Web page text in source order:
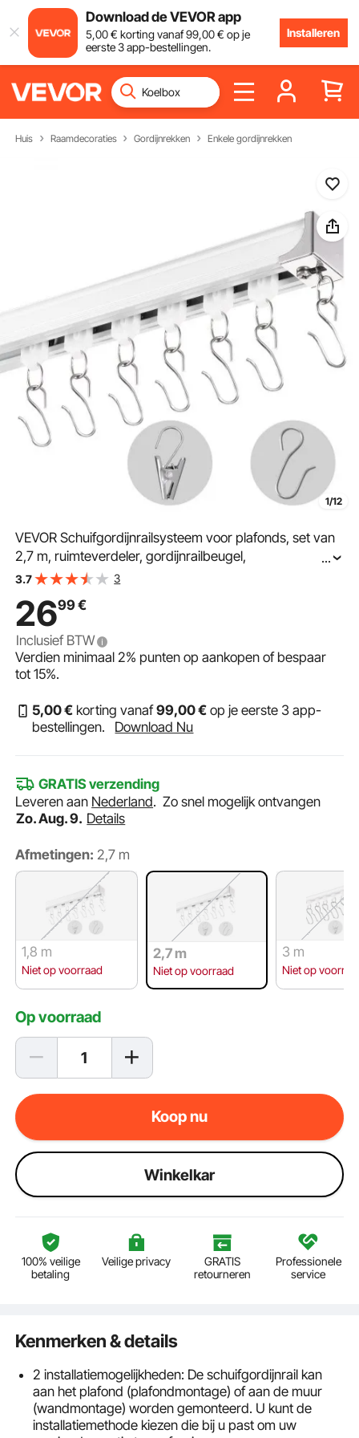
Download de VEVOR app
5,00€ korting vanaf99,00€ op je
eerste 3 app-bestellingen.
Installeren
Huis Raamdecoraties Gordijnrekken Enkele gordijnrekken
1/12
VEVOR Schuifgordijnrailsysteem voor plafonds, set van
2,7 m, ruimteverdeler, gordijnrailbeugel,
plafond-/muurmontage voor woonkamer/slaapkamer
...
3.7 3
2699€
Inclusief BTW
Verdien minimaal2% punten op aankopen of bespaar
tot15%.
5,00€ korting vanaf99,00€ op je eerste 3 app-
bestellingen.
Download Nu
GRATIS verzending
Leveren aan Nederland.Zo snel mogelijk ontvangen
Zo. Aug. 9. Details
Afmetingen: 2,7 m
1,8 m
Niet op voorraad
2,7 m
Niet op voorraad
3 m
Niet op
Op voorraad
Koop nu
Winkelkar
100% veilige
betaling
Veilige privacy
GRATIS
retourneren
Professionele
service
Kenmerken & details
2 installatiemogelijkheden: De schuifgordijnrail kan
aan het plafond (plafondmontage) of aan de muur
(wandmontage) worden gemonteerd. U kunt de
installatiemethode kiezen die bij u past om uw